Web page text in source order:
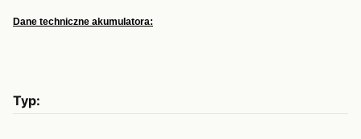
Dane techniczne akumulatora:
Typ: